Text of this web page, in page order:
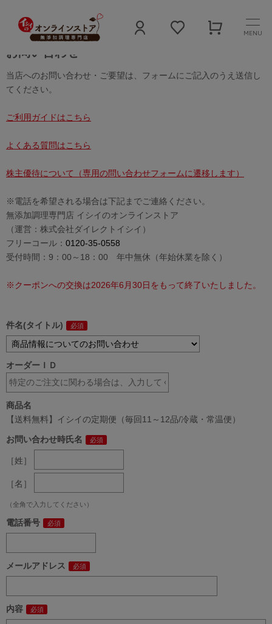
MENU
お問い合わせ
当店へのお問い合わせ・ご要望は、フォームにご記入のうえ送信し
てください。
ご利用ガイドはこちら
よくある質問はこちら
株主優待について（専用の問い合わせフォームに遷移します）
※電話を希望される場合は下記までご連絡ください。
無添加調理専門店 イシイのオンラインストア
（運営：株式会社ダイレクトイシイ）
フリーコール： 0120-35-0558
受付時間：9：00～18：00 年中無休（年始休業を除く）
※クーポンへの交換は2026年6月30日をもって終了いたしました。
件名(タイトル)
オーダーＩＤ
商品名
【送料無料】イシイの定期便（毎回11～12品/冷蔵・常温便）
お問い合わせ時氏名
［姓］
［名］
（全角で入力してください）
電話番号
メールアドレス
内容